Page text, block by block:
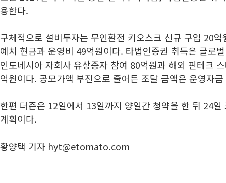
용한다.
구체적으로 설비투자는 무인환전 키오스크 신규 구입 20
예치 현금과 운영비 49억원이다. 타법인증권 취득은 글로
인도네시아 자회사 유상증자 참여 80억원과 해외 핀테크
억원이다. 공모가액 부진으로 줄어든 조달 금액은 운영자
한편 더즌은 12일에서 13일까지 양일간 청약을 한 뒤 24
계획이다.
황양택 기자 hyt@etomato.com